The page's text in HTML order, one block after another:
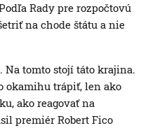
Rady pre rozpočtovú
na chode štátu a nie
Na tomto stojí táto krajina.
okamihu trápiť, len ako
ako reagovať na
premiér Robert Fico